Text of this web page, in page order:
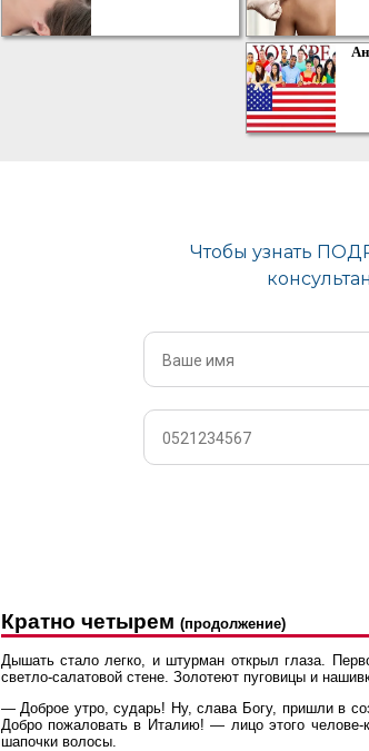
Кратно четырем (продолжение)
Дышать стало легко, и штурман открыл глаза.
светло-салатовой стене. Золотеют пуговицы и
— Доброе утро, сударь! Ну, слава Богу, пришли в
Добро пожаловать в Италию! — лицо этого челове-
шапочки волосы.